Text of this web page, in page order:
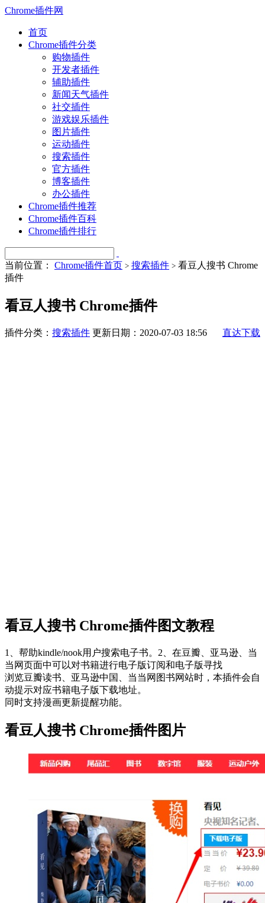
Chrome插件网
首页
Chrome插件分类
购物插件
开发者插件
辅助插件
新闻天气插件
社交插件
游戏娱乐插件
图片插件
运动插件
搜索插件
官方插件
博客插件
办公插件
Chrome插件推荐
Chrome插件百科
Chrome插件排行
当前位置： Chrome插件首页 > 搜索插件 > 看豆人搜书 Chrome
插件
看豆人搜书 Chrome插件
插件分类： 搜索插件 更新日期：2020-07-03 18:56 直达下载
看豆人搜书 Chrome插件图文教程
1、帮助kindle/nook用户搜索电子书。2、在豆瓣、亚马逊、当
当网页面中可以对书籍进行电子版订阅和电子版寻找
浏览豆瓣读书、亚马逊中国、当当网图书网站时，本插件会自
动提示对应书籍电子版下载地址。
同时支持漫画更新提醒功能。
看豆人搜书 Chrome插件图片